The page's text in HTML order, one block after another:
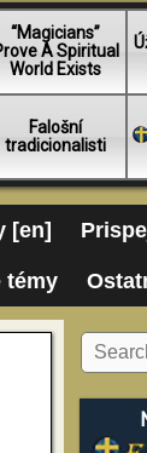
“Magicians”
A Spiritual
World Exists
Falošní
tradicionalisti
[en]
témy